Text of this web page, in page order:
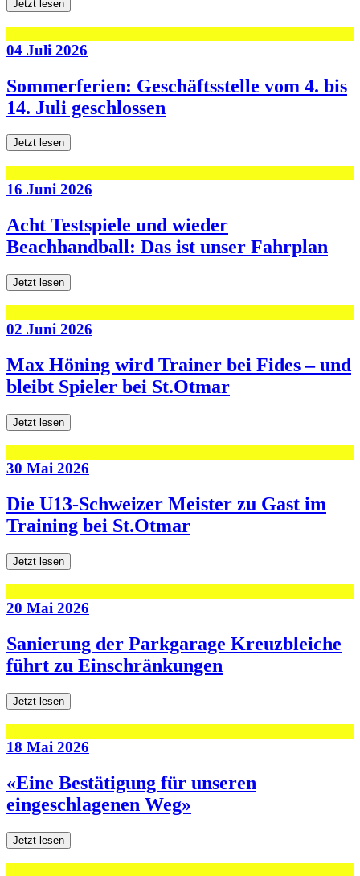
Jetzt lesen
04 Juli 2026
Sommerferien: Geschäftsstelle vom 4. bis
14. Juli geschlossen
Jetzt lesen
16 Juni 2026
Acht Testspiele und wieder
Beachhandball: Das ist unser Fahrplan
Jetzt lesen
02 Juni 2026
Max Höning wird Trainer bei Fides – und
bleibt Spieler bei St.Otmar
Jetzt lesen
30 Mai 2026
Die U13-Schweizer Meister zu Gast im
Training bei St.Otmar
Jetzt lesen
20 Mai 2026
Sanierung der Parkgarage Kreuzbleiche
führt zu Einschränkungen
Jetzt lesen
18 Mai 2026
«Eine Bestätigung für unseren
eingeschlagenen Weg»
Jetzt lesen